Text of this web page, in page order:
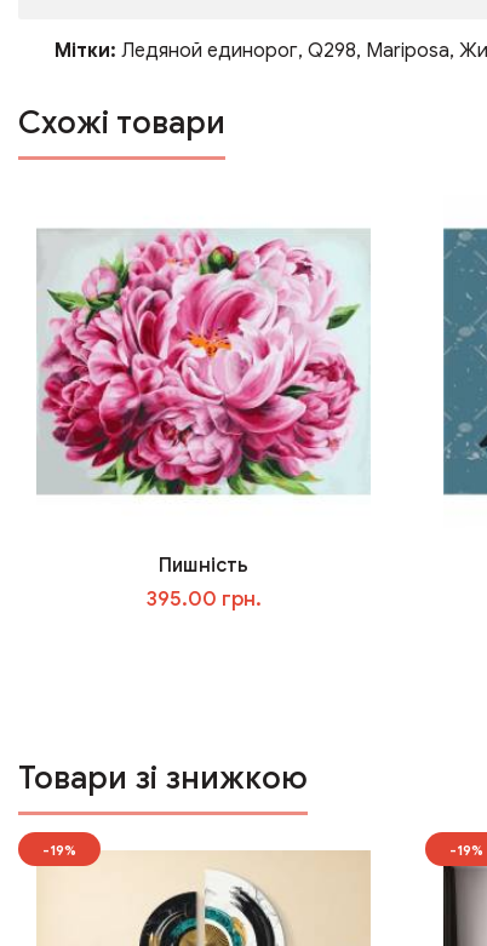
Мітки: Ледяной единорог, Q298, Mariposa,
Схожі товари
Пишність
395.00 грн.
Товари зі знижкою
-19% -19%